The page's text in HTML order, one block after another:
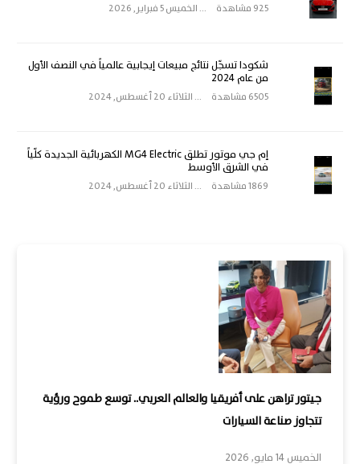
925 مشاهدة ... الخميس 5 فبراير, 2026
شكودا تسجّل نتائج مبيعات إيجابية عالمياً في النصف الأول
من عام 2024
6505 مشاهدة ... الثلاثاء 20 أغسطس, 2024
إم جي موتور تطلق MG4 Electric الكهربائية الجديدة كلّياً
في الشرق الأوسط
1869 مشاهدة ... الثلاثاء 20 أغسطس, 2024
جيتور تراهن على أفريقيا والعالم العربي.. توسع طموح ورؤية
تتجاوز صناعة السيارات
الخميس 14 مايو, 2026